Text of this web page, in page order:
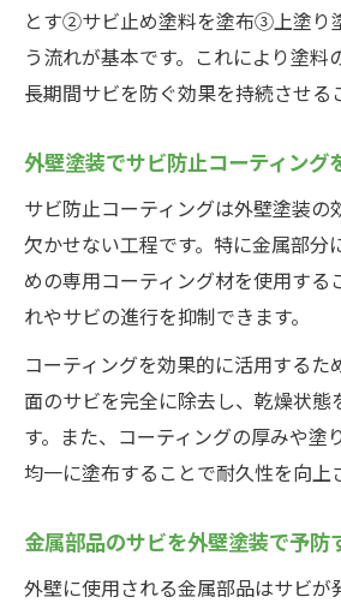
サビ進行を止める塗料の選び
外壁塗装用錆止め塗料の
外壁塗装でサビの進行を
ト
外壁塗装時の錆止め塗料
鉄部に最適な外壁塗装と
DIYで挑む外壁塗装と防錆メン
外壁塗装の錆止め塗料選
防錆コーティングを使っ
外壁塗装で簡単にできる金
外壁塗装による長持ちメンテ
外壁塗装と定期点検でサ
とす②サビ止め塗料を塗布③上塗り
う流れが基本です。これにより塗料
長期間サビを防ぐ効果を持続させる
外壁塗装でサビ防止コーティング
サビ防止コーティングは外壁塗装の
欠かせない工程です。特に金属部分
めの専用コーティング材を使用する
れやサビの進行を抑制できます。
コーティングを効果的に活用するた
面のサビを完全に除去し、乾燥状態
す。また、コーティングの厚みや塗
均一に塗布することで耐久性を向上
金属部品のサビを外壁塗装で予防
外壁に使用される金属部品はサビが